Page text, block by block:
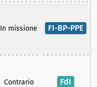
In missione FI-BP-PPE
Contrario FdI